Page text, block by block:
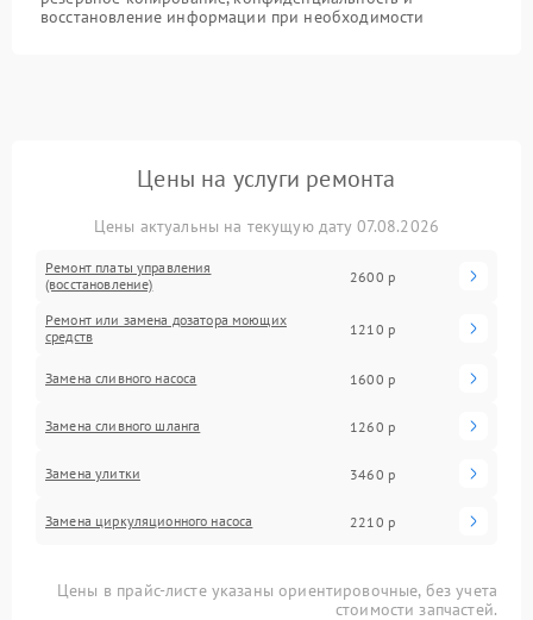
восстановление информации при необходимости
Цены на услуги ремонта
Цены актуальны на текущую дату 07.08.2026
Ремонт платы управления
(восстановление)
2600 р
Ремонт или замена дозатора моющих
средств
1210 р
Замена сливного насоса 1600 р
Замена сливного шланга 1260 р
Замена улитки 3460 р
Замена циркуляционного насоса 2210 р
Цены в прайс-листе указаны ориентировочные, без учета
стоимости запчастей.